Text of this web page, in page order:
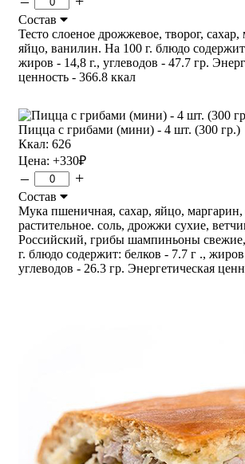
Состав
Тесто слоеное дрожжевое, творог,
яйцо, ванилин. На 100 г. блюдо
жиров - 14,8 г., углеводов - 47.7 гр.
ценность - 366.8 ккал
Пицца с грибами (мини) - 4 шт. (300 гр.)
Ккал: 626
Цена: +330₽
– +
Состав
Мука пшеничная, сахар, яйцо, маргарин,
растительное. соль, дрожжи сухие,
Российский, грибы шампиньоны
г. блюдо содержит: белков - 7.7 г ., жиров
углеводов - 26.3 гр. Энергетическая